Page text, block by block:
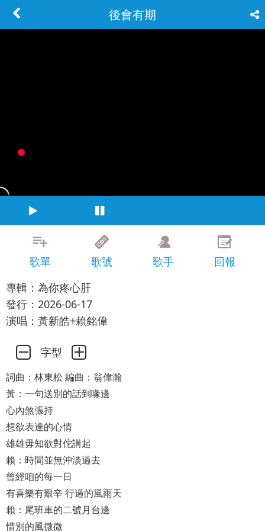
後會有期
歌單 歌號 歌手
回報
專輯：為你疼心肝
發行：2026-06-17
演唱：黃新皓+賴銘偉
字型
詞曲：林東松 編曲：翁偉瀚
黃：一句送別的話到喙邊
心內煞張持
想欲表達的心情
雄雄毋知欲對佗講起
賴：時間並無沖淡過去
曾經咱的每一日
有喜樂有艱辛 行過的風雨天
賴：尾班車的二號月台邊
惜別的風微微